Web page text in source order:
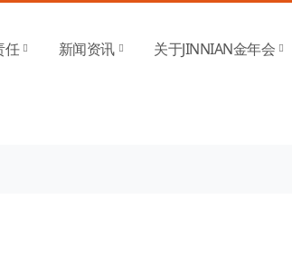
诚信至上
任 新闻资讯 关于JINNIAN金年会